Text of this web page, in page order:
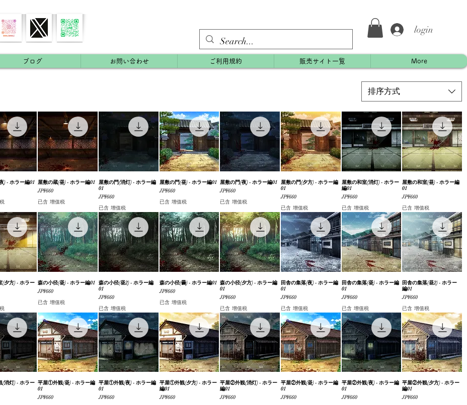
login
ブログ お問い合わせ ご利用規約 販売サイト一覧 More
排序方式
瀏覽
) - ホラー編01
快速瀏覽
屋敷の蔵(昼) - ホラー編01
價格
JP¥660
已含 增值税
快速瀏覽
屋敷の門(消灯) - ホラー編
01
價格
JP¥660
已含 增值税
快速瀏覽
屋敷の門(昼) - ホラー編01
價格
JP¥660
已含 增值税
快速瀏覽
屋敷の門(夜) - ホラー編01
價格
JP¥660
已含 增值税
快速瀏覽
屋敷の門(夕方) - ホラー編
01
價格
JP¥660
已含 增值税
快速瀏覽
屋敷の和室(消灯) - ホラー
編01
價格
JP¥660
已含 增值税
快速瀏覽
屋敷の和室(昼) - ホラー編
01
價格
JP¥660
已含 增值税
瀏覽
(夕方) - ホラー
快速瀏覽
森の小径(昼) - ホラー編01
價格
JP¥660
已含 增值税
快速瀏覽
森の小径(昼2) - ホラー編
01
價格
JP¥660
已含 增值税
快速瀏覽
森の小径(曇) - ホラー編01
價格
JP¥660
已含 增值税
快速瀏覽
森の小径(夕方) - ホラー編
01
價格
JP¥660
已含 增值税
快速瀏覽
田舎の集落(夜) - ホラー編
01
價格
JP¥660
已含 增值税
快速瀏覽
田舎の集落(昼) - ホラー編
01
價格
JP¥660
已含 增值税
快速瀏覽
田舎の集落(昼2) - ホラー
編01
價格
JP¥660
已含 增值税
瀏覽
消灯) - ホラー
快速瀏覽
平屋①外観(昼) - ホラー編
01
價格
JP¥660
快速瀏覽
平屋①外観(夜) - ホラー編
01
價格
JP¥660
快速瀏覽
平屋①外観(夕方) - ホラー
編01
價格
JP¥660
快速瀏覽
平屋②外観(消灯) - ホラー
編01
價格
JP¥660
快速瀏覽
平屋②外観(昼) - ホラー編
01
價格
JP¥660
快速瀏覽
平屋②外観(夜) - ホラー編
01
價格
JP¥660
快速瀏覽
平屋②外観(夕方) - ホラー
編01
價格
JP¥660